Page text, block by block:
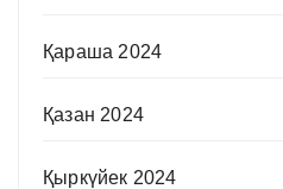
Қараша 2024
Қазан 2024
Қыркүйек 2024